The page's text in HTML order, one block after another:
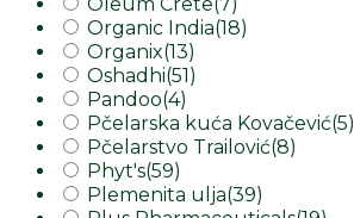
Organic India(18)
Organix(13)
Oshadhi(51)
Pandoo(4)
Pčelarska kuća Kovačević(5)
Pčelarstvo Trailović(8)
Phyt's(59)
Plemenita ulja(39)